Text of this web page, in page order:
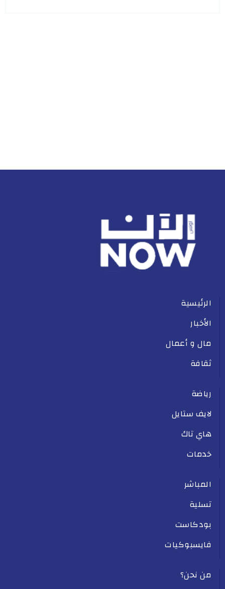
الرئيسية
الأخبار
مال و أعمال
ثقافة
رياضة
لايف ستايل
هاي تاك
خدمات
المباشر
تسلية
بودكاست
فايسبوكيات
من نحن؟